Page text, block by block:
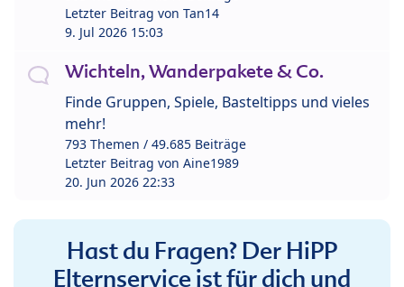
Letzter Beitrag von Tan14
9. Jul 2026 15:03
Wichteln, Wanderpakete & Co.
Finde Gruppen, Spiele, Basteltipps und vieles
mehr!
793 Themen / 49.685 Beiträge
Letzter Beitrag von Aine1989
20. Jun 2026 22:33
Hast du Fragen? Der HiPP
Elternservice ist für dich und